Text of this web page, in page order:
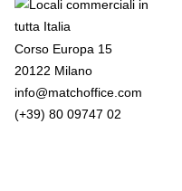
Corso Europa 15
20122 Milano
info@matchoffice.com
(+39) 80 09747 02